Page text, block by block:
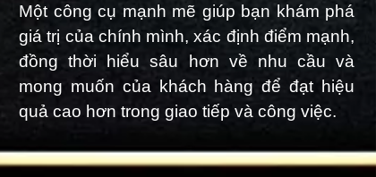
Một công cụ mạnh mẽ giúp bạn khám phá
giá trị của chính mình, xác định điểm mạnh,
đồng thời hiểu sâu hơn về nhu cầu và
mong muốn của khách hàng để đạt hiệu
quả cao hơn trong giao tiếp và công việc.